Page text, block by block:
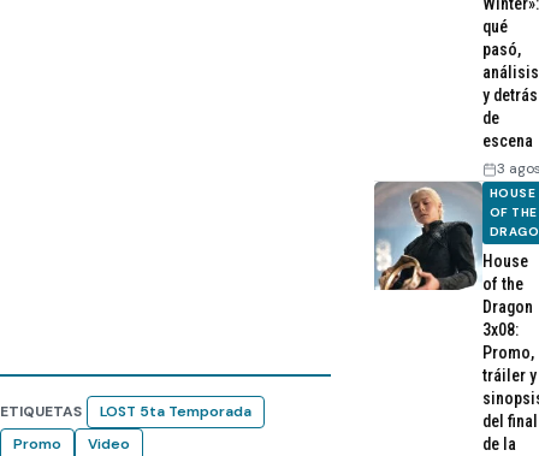
ETIQUETAS
LOST 5ta Temporada
Promo
Video
qué
pasó,
análisis
y detrás
de
escena
3
HOUSE
OF THE
House
of the
Dragon
3x08:
Promo,
tráiler y
del final
de la